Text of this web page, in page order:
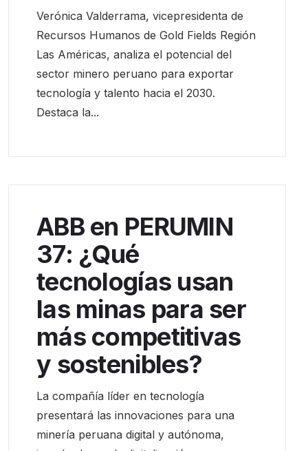
Verónica Valderrama, vicepresidenta de
Recursos Humanos de Gold Fields Región
Las Américas, analiza el potencial del
sector minero peruano para exportar
tecnología y talento hacia el 2030.
Destaca la...
ABB en PERUMIN
37: ¿Qué
tecnologías usan
las minas para ser
más competitivas
y sostenibles?
La compañía líder en tecnología
presentará las innovaciones para una
minería peruana digital y autónoma,